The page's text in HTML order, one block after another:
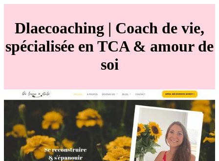
Dlaecoa­ching | Coach de vie,
spécialisée en TCA & amour de
soi